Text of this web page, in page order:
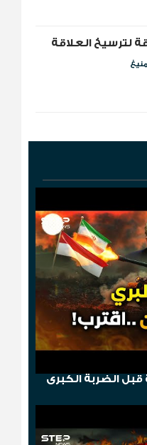
لترسيخ العلاقة
قبل الضربة الكبرى